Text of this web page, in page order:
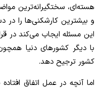
هسته‌ای، سختگیرانه‌ترین
و بیشترین کارشکنی‌ها را در
این مسئله ایجاب می‌کند در
با دیگر کشورهای دنیا
کشور ترجیح دهد.
اما آنچه در عمل اتفاق